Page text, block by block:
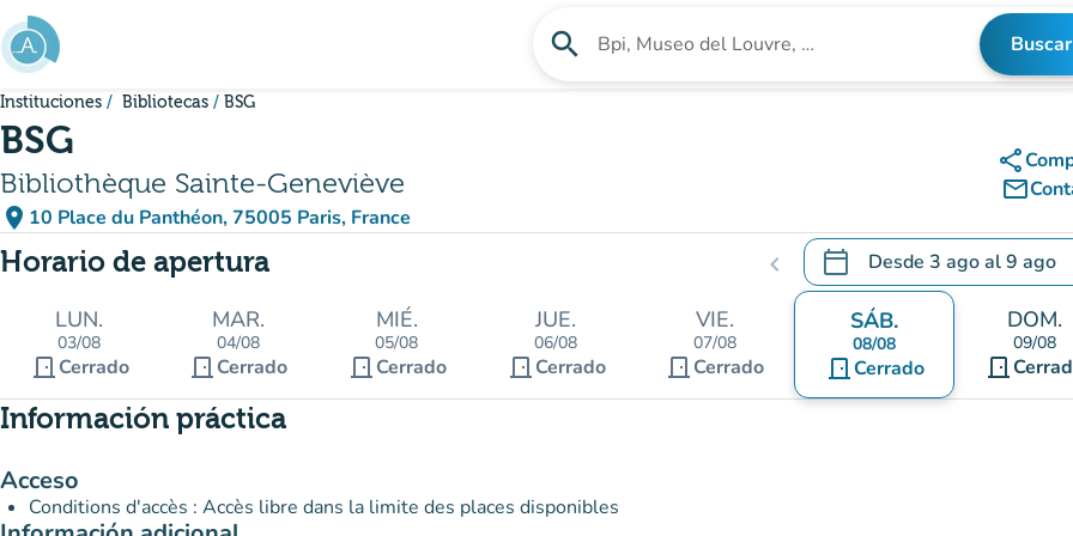
Ir al contenido principal
search Buscar un establecimiento Buscar
Instituciones Bibliotecas BSG
BSG
Bibliothèque Sainte-Geneviève
place 10 Place du Panthéon, 75005 Paris, France
(abrir en Google Maps)
(nueva pestaña)
share
mail_outline
Horario de apertura chevron_left calendar_today Desde 3 agoal9 ago
.Abra el calendario para
LUN.
03/08
door_front Cerrado
MAR.
04/08
door_front Cerrado
MIÉ.
05/08
door_front Cerrado
JUE.
06/08
door_front Cerrado
VIE.
07/08
door_front Cerrado
SÁB.
08/08
door_front Cerrado
DOM.
09/08
door_front
Información práctica
Acceso
Conditions d'accès : Accès libre dans la limite des places disponibles